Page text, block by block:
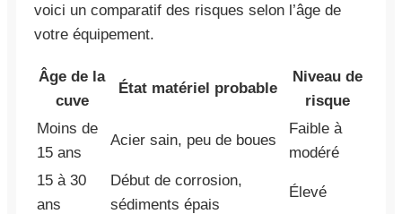
voici un comparatif des risques selon l’âge de
votre équipement.
Âge de la
cuve
État matériel probable
Niveau de
risque
Moins de
15 ans
Acier sain, peu de boues
Faible à
modéré
15 à 30
ans
Début de corrosion,
sédiments épais
Élevé